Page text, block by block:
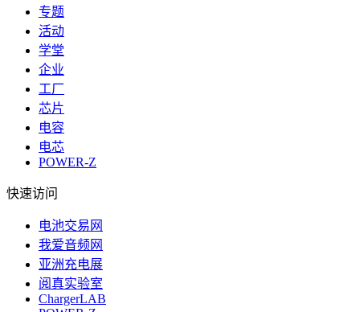
专题
活动
学堂
企业
工厂
芯片
电容
电芯
POWER-Z
快速访问
电池交易网
我爱音频网
亚洲充电展
阅真实验室
ChargerLAB